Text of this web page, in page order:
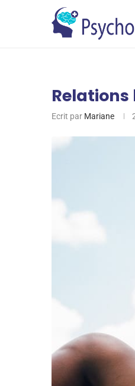
Ecrit par Mariane